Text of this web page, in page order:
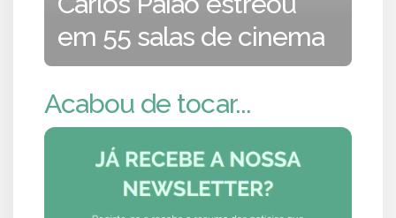
em 55 salas de cinema
Acabou de tocar...